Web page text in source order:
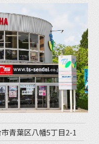
青葉区八幡5丁目2-1